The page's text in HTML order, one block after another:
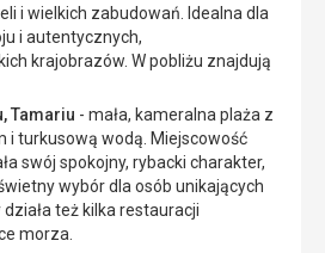
i wielkich zabudowań. Idealna dla
i autentycznych,
krajobrazów. W pobliżu znajdują
Tamariu - mała, kameralna plaża z
i turkusową wodą. Miejscowość
swój spokojny, rybacki charakter,
wybór dla osób unikających
działa też kilka restauracji
morza.